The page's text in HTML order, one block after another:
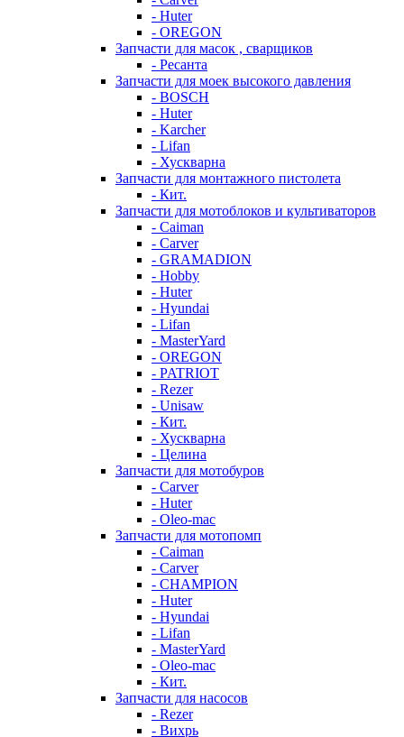
- Huter
- OREGON
Запчасти для масок , сварщиков
- Ресанта
Запчасти для моек высокого давления
- BOSCH
- Huter
- Karcher
- Lifan
- Хускварна
Запчасти для монтажного пистолета
- Кит.
Запчасти для мотоблоков и культиваторов
- Caiman
- Carver
- GRAMADION
- Hobby
- Huter
- Hyundai
- Lifan
- MasterYard
- OREGON
- PATRIOT
- Rezer
- Unisaw
- Кит.
- Хускварна
- Целина
Запчасти для мотобуров
- Carver
- Huter
- Oleo-mac
Запчасти для мотопомп
- Caiman
- Carver
- CHAMPION
- Huter
- Hyundai
- Lifan
- MasterYard
- Oleo-mac
- Кит.
Запчасти для насосов
- Rezer
- Вихрь